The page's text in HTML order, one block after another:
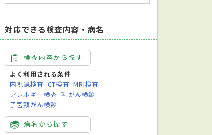
対応できる検査内容・病名
検査内容から探す
よく利用される条件
内視鏡検査 CT検査 MRI検査
アレルギー検査 乳がん検診
子宮頸がん検診
病名から探す